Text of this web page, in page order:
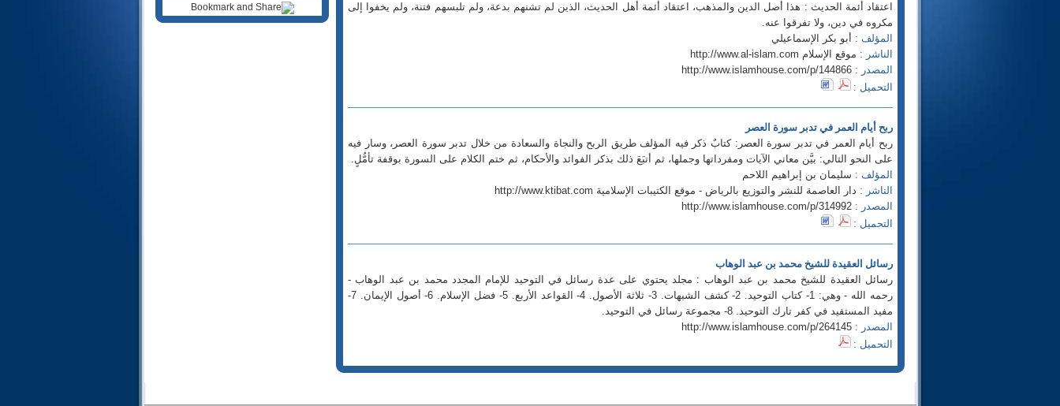
اعتقاد أئمة الحديث : هذا أصل الدين والمذهب، اعتقاد أئمة أهل الحديث، الذين لم تشنهم بدعة، ولم تلبسهم فتنة، ولم يخفوا إلى
مكروه في دين، ولا تفرقوا عنه.
المؤلف : أبو بكر الإسماعيلي
الناشر : موقع الإسلام http://www.al-islam.com
المصدر : http://www.islamhouse.com/p/144866
التحميل :
ربح أيام العمر في تدبر سورة العصر
ربح أيام العمر في تدبر سورة العصر: كتابٌ ذكر فيه المؤلف طريق الربح والنجاة والسعادة من خلال تدبر سورة العصر، وسار فيه
على النحو التالي: بيَّن معاني الآيات ومفرداتها وجملها، ثم أتبَعَ ذلك بذكر الفوائد والأحكام، ثم ختم الكلام على السورة بوقفة تأمُّلٍ.
المؤلف : سليمان بن إبراهيم اللاحم
الناشر : دار العاصمة للنشر والتوزيع بالرياض - موقع الكتيبات الإسلامية http://www.ktibat.com
المصدر : http://www.islamhouse.com/p/314992
التحميل :
رسائل العقيدة للشيخ محمد بن عبد الوهاب
رسائل العقيدة للشيخ محمد بن عبد الوهاب : مجلد يحتوي على عدة رسائل في التوحيد للإمام المجدد محمد بن عبد الوهاب -
رحمه الله - وهي: 1- كتاب التوحيد. 2- كشف الشبهات. 3- ثلاثة الأصول. 4- القواعد الأربع. 5- فضل الإسلام. 6- أصول الإيمان. 7-
مفيد المستفيد في كفر تارك التوحيد. 8- مجموعة رسائل في التوحيد.
المصدر : http://www.islamhouse.com/p/264145
التحميل :
41- فصلت